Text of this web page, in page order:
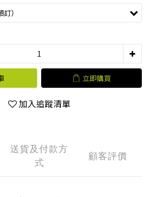
立即購買
加入追蹤清單
送貨及付款方
式
顧客評價